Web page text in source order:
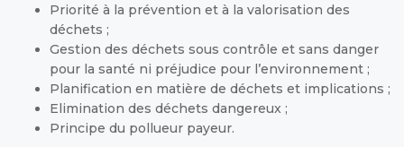
Priorité à la prévention et à la valorisation des
déchets ;
Gestion des déchets sous contrôle et sans danger
pour la santé ni préjudice pour l’environnement ;
Planification en matière de déchets et implications ;
Elimination des déchets dangereux ;
Principe du pollueur payeur.